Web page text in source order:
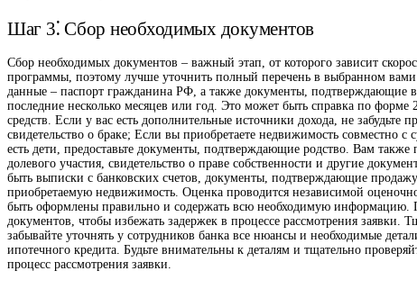
Шаг 3⁚ Сбор необходимых документов
Сбор необходимых документов – важный этап, от которого зависит
программы, поэтому лучше уточнить полный перечень в выбранном вами
данные – паспорт гражданина РФ, а также документы, подтверждающие
последние несколько месяцев или год. Это может быть справка по
средств. Если у вас есть дополнительные источники дохода, не
свидетельство о браке; Если вы приобретаете недвижимость совместно
есть дети, предоставьте документы, подтверждающие родство. Вам
долевого участия, свидетельство о праве собственности и другие
быть выписки с банковских счетов, документы, подтверждающие
приобретаемую недвижимость. Оценка проводится независимой
быть оформлены правильно и содержать всю необходимую информацию.
документов, чтобы избежать задержек в процессе рассмотрения
забывайте уточнять у сотрудников банка все нюансы и необходимые
ипотечного кредита. Будьте внимательны к деталям и тщательно
процесс рассмотрения заявки.